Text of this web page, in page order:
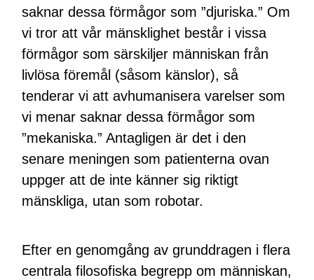
saknar dessa förmågor som ”djuriska.” Om
vi tror att vår mänsklighet består i vissa
förmågor som särskiljer människan från
livlösa föremål (såsom känslor), så
tenderar vi att avhumanisera varelser som
vi menar saknar dessa förmågor som
”mekaniska.” Antagligen är det i den
senare meningen som patienterna ovan
uppger att de inte känner sig riktigt
mänskliga, utan som robotar.
Efter en genomgång av grunddragen i flera
centrala filosofiska begrepp om människan,